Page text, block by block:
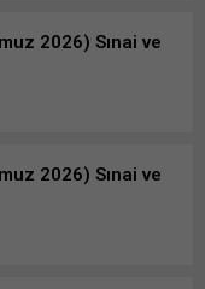
2026) Sınai ve
2026) Sınai ve